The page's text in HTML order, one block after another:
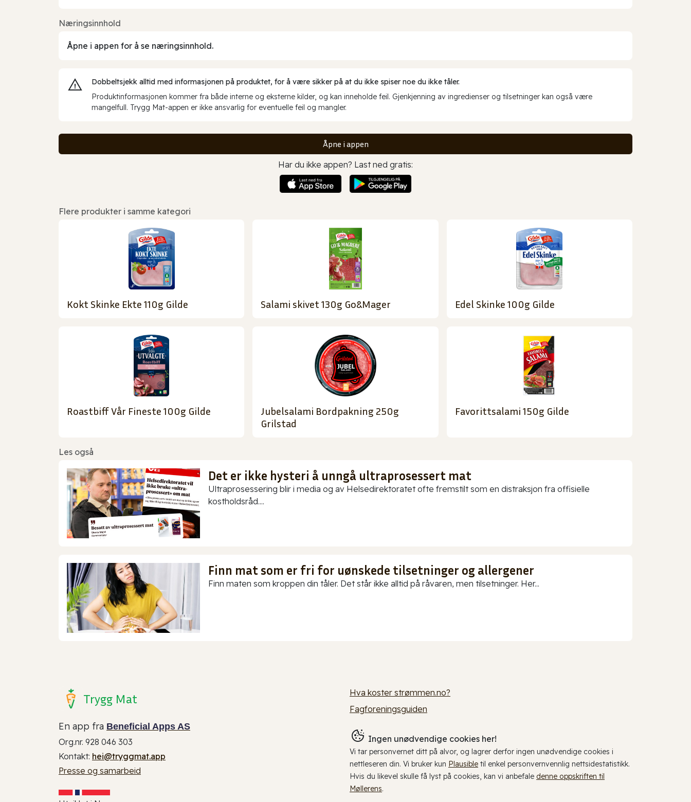
Næringsinnhold
Åpne i appen for å se næringsinnhold.
Dobbeltsjekk alltid med informasjonen på produktet, for å være sikker på at du ikke spiser noe du ikke tåler.
Produktinformasjonen kommer fra både interne og eksterne kilder, og kan inneholde feil. Gjenkjenning av ingredienser og tilsetninger kan også være
mangelfull. Trygg Mat-appen er ikke ansvarlig for eventuelle feil og mangler.
Åpne i appen
Har du ikke appen? Last ned gratis:
Flere produkter i samme kategori
Kokt Skinke Ekte 110g Gilde Salami skivet 130g Go&Mager Edel Skinke 100g Gilde
Roastbiff Vår Fineste 100g Gilde
Jubelsalami Bordpakning 250g
Grilstad
Favorittsalami 150g Gilde
Les også
Det er ikke hysteri å unngå ultraprosessert mat
Ultraprosessering blir i media og av Helsedirektoratet ofte fremstilt som en distraksjon fra offisielle
kostholdsråd....
Finn mat som er fri for uønskede tilsetninger og allergener
Finn maten som kroppen din tåler. Det står ikke alltid på råvaren, men tilsetninger. Her...
Trygg Mat
En app fra Beneficial Apps AS
Org.nr. 928 046 303
Kontakt: hei@tryggmat.app
Presse og samarbeid
Hva koster strømmen.no?
Fagforeningsguiden
Ingen unødvendige cookies her!
Vi tar personvernet ditt på alvor, og lagrer derfor ingen unødvendige cookies i
nettleseren din. Vi bruker kun Plausible til enkel personvernvennlig nettsidestatistikk.
Hvis du likevel skulle få lyst på cookies, kan vi anbefale denne oppskriften til
Møllerens.